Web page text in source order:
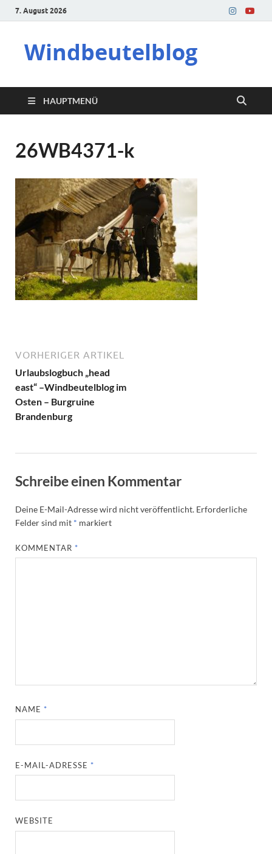
7. August 2026
Windbeutelblog
HAUPTMENÜ
26WB4371-k
VORHERIGER ARTIKEL
Urlaubslogbuch „head
east“ –Windbeutelblog im
Osten – Burgruine
Brandenburg
Schreibe einen Kommentar
Deine E-Mail-Adresse wird nicht veröffentlicht. Erforderliche
Felder sind mit * markiert
KOMMENTAR *
NAME *
E-MAIL-ADRESSE *
WEBSITE